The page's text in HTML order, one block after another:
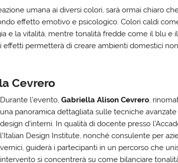
umana ai diversi colori, sarà ormai chiaro
effetto emotivo e psicologico. Colori caldi
e la vitalità, mentre tonalità fredde come il blu e
effetti permetterà di creare ambienti domestici
Cevrero
Durante l’evento,Gabriella Alison Cevrero,
una panoramica dettagliata sulle tecniche
design d’interni. In qualità di docente presso
l’Italian Design Institute, nonché consulente per
vernici, guiderà i partecipanti in un percorso che
intervento si concentrerà su come bilanciare